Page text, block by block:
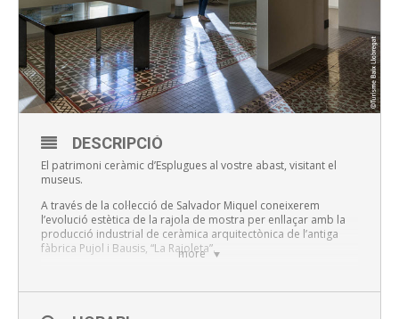
more
DESCRIPCIÓ
El patrimoni ceràmic d’Esplugues al vostre abast, visitant el
museus.
A través de la col·lecció de Salvador Miquel coneixerem
l’evolució estètica de la rajola de mostra per enllaçar amb la
producció industrial de ceràmica arquitectònica de l’antiga
fàbrica Pujol i Bausis, “La Rajoleta”.